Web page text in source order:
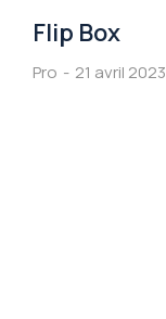
Flip Box
Pro 21 avril 2023